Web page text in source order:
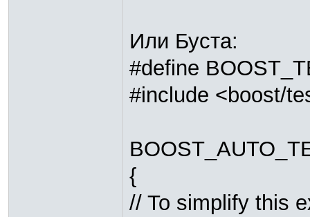
Или Буста:
#define
#include <boost/
{
// To simplify this